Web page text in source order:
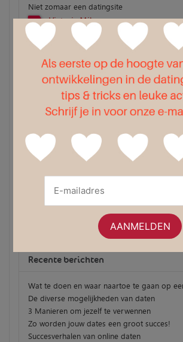
Niet zomaar een datingsite
3 Victoria Milan
100% anoniem en zeer discreet
Recente berichten
Wat te doen en waar naartoe te gaan op
De diverse mogelijkheden van daten
3 Manieren om jezelf te verwennen
Zo worden jouw dates een groot succes!
Succesverhalen van online daten